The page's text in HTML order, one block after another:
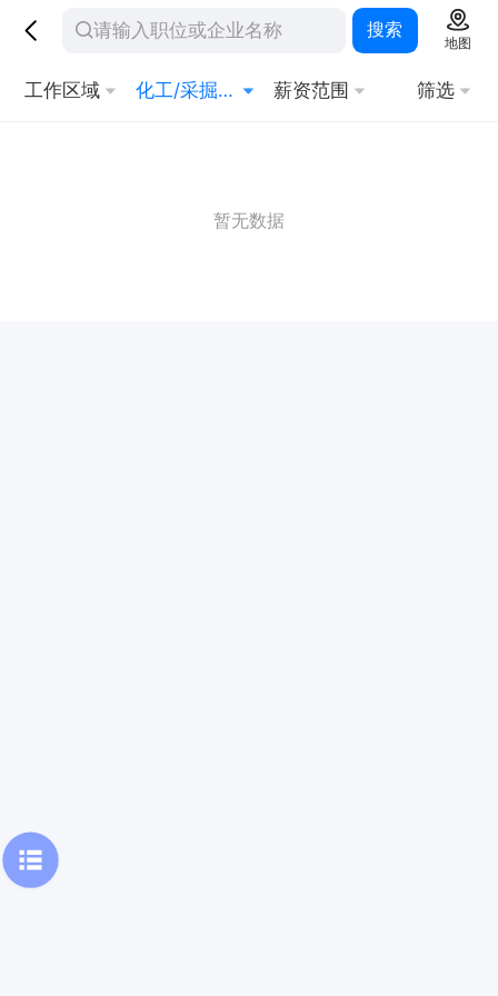
搜索
地图
工作区域 化工/采掘/冶炼/能源化工 薪资范围 筛选
暂无数据